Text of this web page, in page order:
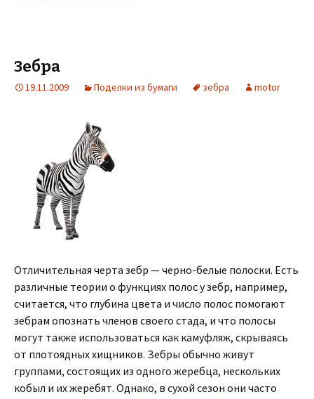
Зебра
19.11.2009 Поделки из бумаги зебра motor
Отличительная черта зебр — черно-белые полоски. Есть
различные теории о функциях полос у зебр, например,
считается, что глубина цвета и число полос помогают
зебрам опознать членов своего стада, и что полосы
могут также использоваться как камуфляж, скрываясь
от плотоядных хищников. Зебры обычно живут
группами, состоящих из одного жеребца, нескольких
кобыл и их жеребят. Однако, в сухой сезон они часто